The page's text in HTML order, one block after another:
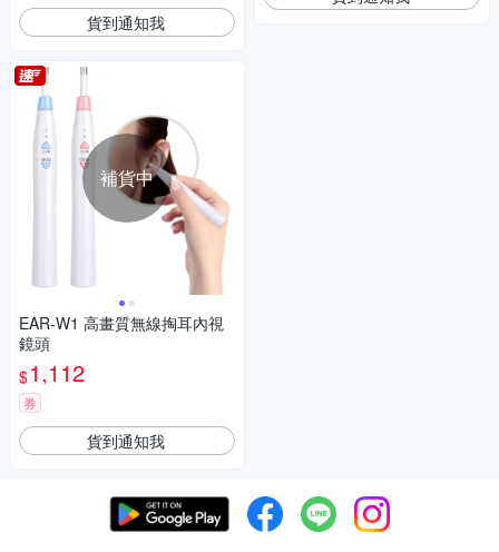
貨到通知我
補貨中
EAR-W1 高畫質無線掏耳內視
鏡頭
$1,112
券
貨到通知我